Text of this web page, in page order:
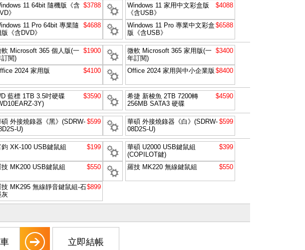
11 64bit 隨機版《含
》
$3788
Windows 11 家用中文彩盒版
《含USB》
$4088
11 Pro 64bit 專業隨
《含DVD》
$4688
Windows 11 Pro 專業中文彩盒
版《含USB》
$6588
軟 Microsoft 365 個人版(一
訂閱)
$1900
微軟 Microsoft 365 家用版(一
年訂閱)
$3400
2024 家用版 $4100 Office 2024 家用與中小企業版 $8400
藍標 1TB 3.5吋硬碟
3Y)
$3590
希捷 新梭魚 2TB 7200轉
256MB SATA3 硬碟
$4590
碩 外接燒錄器《黑》(SDRW-
U)
$599
華碩 外接燒錄器《白》(SDRW-
08D2S-U)
$599
鈞 XK-100 USB鍵鼠組 $199
華碩 U2000 USB鍵鼠組
(COPILOT鍵)
$399
技 MK200 USB鍵鼠組 $550 羅技 MK220 無線鍵鼠組 $550
技 MK295 無線靜音鍵鼠組-石
灰
$899
立即結帳